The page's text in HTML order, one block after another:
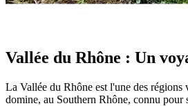
Vallée du Rhône : Un
La Vallée du Rhône est l'une des régions
domine, au Southern Rhône, connu pour